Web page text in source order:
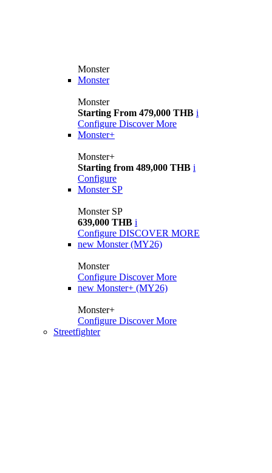
Monster
Monster
Monster
Starting From 479,000 THB i
Configure Discover More
Monster+
Monster+
Starting from 489,000 THB i
Configure
Monster SP
Monster SP
639,000 THB i
Configure DISCOVER MORE
new Monster (MY26)
Monster
Configure Discover More
new Monster+ (MY26)
Monster+
Configure Discover More
Streetfighter